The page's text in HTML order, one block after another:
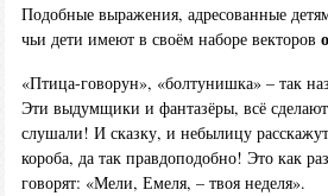
Подобные выражения, адресованные
чьи дети имеют в своём наборе векторов
«Птица-говорун», «болтунишка» – так
Эти выдумщики и фантазёры, всё
слушали! И сказку, и небылицу
короба, да так правдоподобно! Это как
говорят: «Мели, Емеля, – твоя неделя».